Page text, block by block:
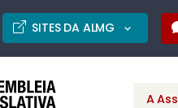
SITES DA ALMG
A